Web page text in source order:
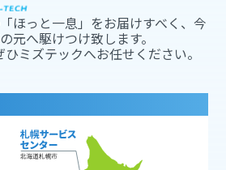
ほっと一息」をお届けすべく、今
元へ駆けつけ致します。
ミズテックへお任せください。